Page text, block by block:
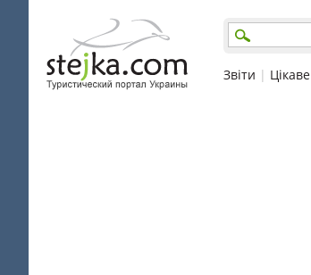
Звіти | Цікаве